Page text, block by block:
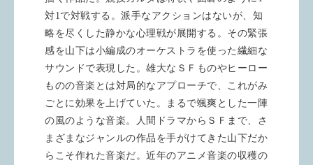
対1で対戦する。派手なアクションはないが、知
略を尽くした静かな心理戦が展開する。その緊張
感を山下は小編成のオーケストラを使った繊細な
サウンドで表現した。雄大なＳＦものやヒーロー
ものの音楽とは対局的なアプローチで、これがみ
ごとに効果を上げていた。まるで颯爽とした一陣
の風のような音楽。人間ドラマからＳＦまで、さ
まざまなジャンルの作品を手がけてきた山下だか
らこそ作れた音楽だ。近年のアニメ音楽の収穫の